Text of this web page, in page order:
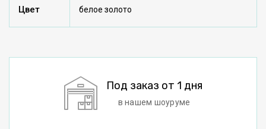
Цвет белое золото
Под заказ от 1 дня
в нашем шоуруме